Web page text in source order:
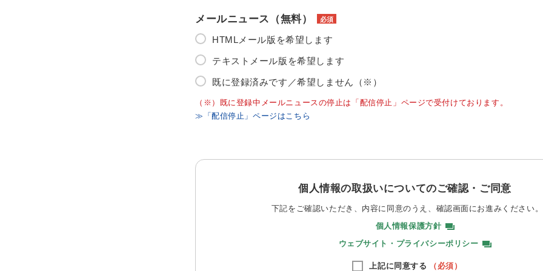
メールニュース（無料） 必須
HTMLメール版を希望します
テキストメール版を希望します
既に登録済みです／希望しません（※）
（※）既に登録中メールニュースの停止は「配信停止」ページで受付けております。
≫「配信停止」ページはこちら
個人情報の取扱いについてのご確認・ご同意
下記をご確認いただき、内容に同意のうえ、 確認画面にお進みください。
個人情報保護方針
ウェブサイト・プライバシーポリシー
上記に同意する （必須）